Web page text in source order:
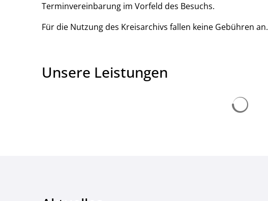
Terminvereinbarung im Vorfeld des Besuchs.
Für die Nutzung des Kreisarchivs fallen keine Gebühren an.
Unsere Leistungen